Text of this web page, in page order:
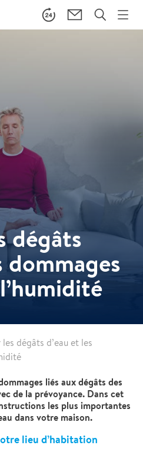
dégâts
dommages
dégâts d’eau et les
liés aux dégâts des
de la prévoyance. Dans cet
les plus importantes
dans votre maison.
lieu d’habitation